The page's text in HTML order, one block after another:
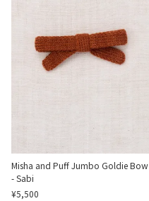
Misha and Puff Jumbo Goldie Bow
- Sabi
¥5,500